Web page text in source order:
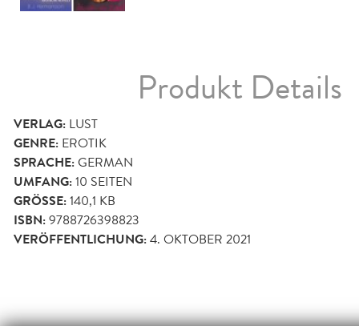
Produkt Details
VERLAG: LUST
GENRE: EROTIK
SPRACHE:GERMAN
UMFANG:10 SEITEN
GRÖSSE: 140,1 KB
ISBN:9788726398823
VERÖFFENTLICHUNG:4. OKTOBER 2021